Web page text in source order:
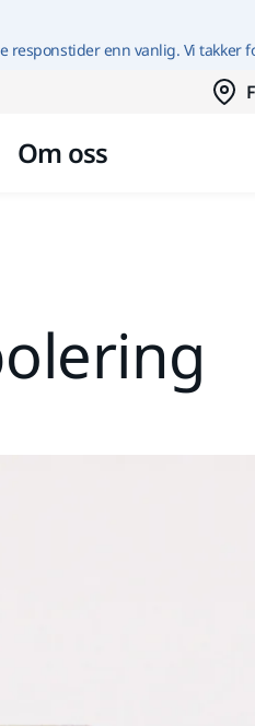
innhold
responstider enn vanlig. Vi takker
Om oss